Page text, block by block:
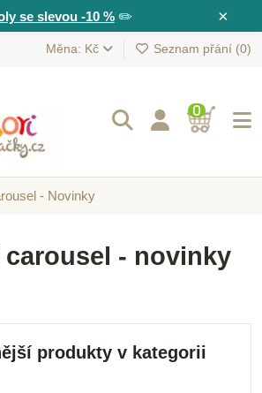
×
se slevou -10 %✏️
Měna: Kč Seznam přání (0)
0
- Novinky
carousel - novinky
produkty v kategorii